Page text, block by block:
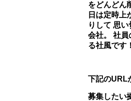
をどんどん
日は定時上
りして 思
会社。 社員
る社風です！
下記のURL
募集したい